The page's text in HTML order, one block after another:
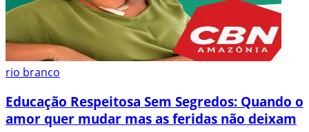
rio branco
Educação Respeitosa Sem Segredos: Quando o
amor quer mudar mas as feridas não deixam